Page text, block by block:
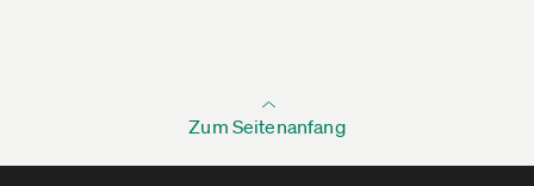
Zum Seitenanfang